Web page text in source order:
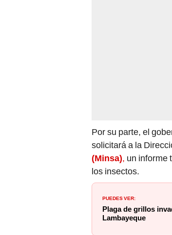
Por su parte, el
solicitará a la
(Minsa), un informe
los insectos.
PUEDES VER:
Plaga de grillos
Lambayeque